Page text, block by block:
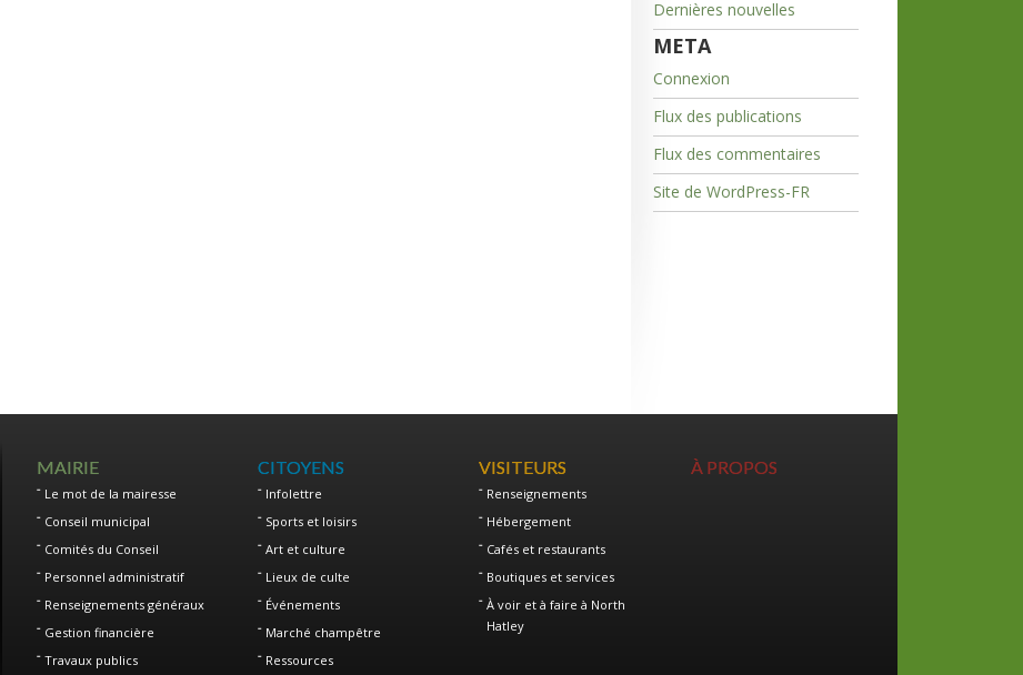
Dernières nouvelles
META
Connexion
Flux des publications
Flux des commentaires
Site de WordPress-FR
MAIRIE
Le mot de la mairesse
Conseil municipal
Comités du Conseil
Personnel administratif
Renseignements généraux
Gestion financière
Travaux publics
CITOYENS
Infolettre
Sports et loisirs
Art et culture
Lieux de culte
Événements
Marché champêtre
Ressources
VISITEURS
Renseignements
Hébergement
Cafés et restaurants
Boutiques et services
À voir et à faire à North
Hatley
À PROPOS